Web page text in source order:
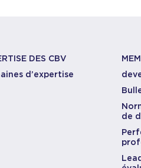
DES CBV
d’expertise
de